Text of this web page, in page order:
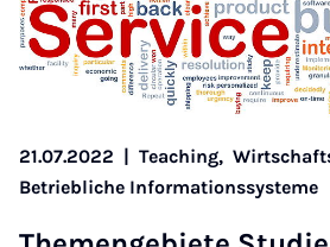
21.07.2022 Teaching,
Betriebliche Informationssysteme